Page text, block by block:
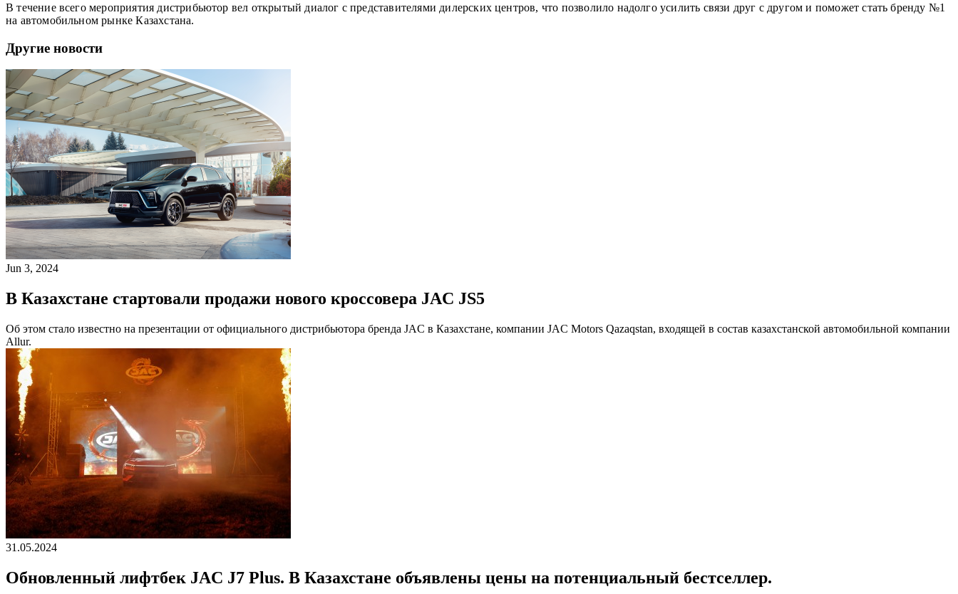
В течение всего мероприятия дистрибьютор вел открытый диалог с представителями дилерских центров, что позволило надолго усилить связи друг с другом и поможет стать бренду №1
на автомобильном рынке Казахстана.
Другие новости
Jun 3, 2024
В Казахстане стартовали продажи нового кроссовера JAC JS5
Об этом стало известно на презентации от официального дистрибьютора бренда JAC в Казахстане, компании JAC Motors Qazaqstan, входящей в состав казахстанской автомобильной компании
Allur.
31.05.2024
Обновленный лифтбек JAC J7 Plus. В Казахстане объявлены цены на потенциальный бестселлер.